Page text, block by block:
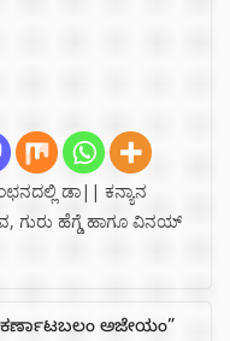
ಡಾ|| ಕನ್ಯಾನ
ಗುರು ಹೆಗ್ಡೆ ಹಾಗೂ ವಿನಯ್
ಅಜೇಯಂ”